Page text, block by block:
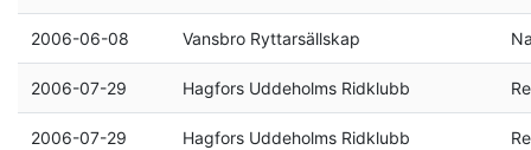
2006-06-08 Vansbro Ryttarsällskap
2006-07-29 Hagfors Uddeholms Ridklubb
2006-07-29 Hagfors Uddeholms Ridklubb